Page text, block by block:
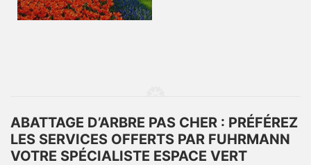
ABATTAGE D’ARBRE PAS CHER : PRÉFÉREZ
LES SERVICES OFFERTS PAR FUHRMANN
VOTRE SPÉCIALISTE ESPACE VERT